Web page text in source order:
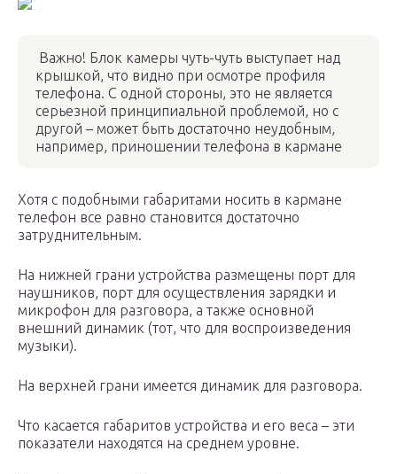
Важно! Блок камеры чуть-чуть выступает над
крышкой, что видно при осмотре профиля
телефона. С одной стороны, это не является
серьезной принципиальной проблемой, но с
другой – может быть достаточно неудобным,
например, приношении телефона в кармане
Хотя с подобными габаритами носить в кармане
телефон все равно становится достаточно
затруднительным.
На нижней грани устройства размещены порт для
наушников, порт для осуществления зарядки и
микрофон для разговора, а также основной
внешний динамик (тот, что для воспроизведения
музыки).
На верхней грани имеется динамик для разговора.
Что касается габаритов устройства и его веса – эти
показатели находятся на среднем уровне.